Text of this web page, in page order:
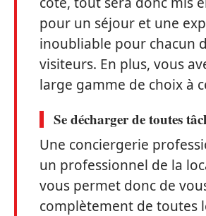
pour un séjour et une
inoubliable pour chacun
visiteurs. En plus, vous
large gamme de choix à
Se décharger de toutes
Une conciergerie
un professionnel de la
vous permet donc de
complètement de toutes